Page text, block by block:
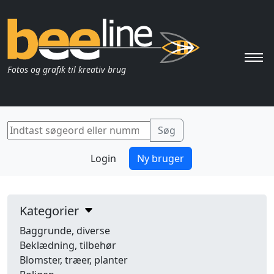
Fotos og grafik til kreativ brug
Login Ny bruger
Kategorier
Baggrunde, diverse
Beklædning, tilbehør
Blomster, træer, planter